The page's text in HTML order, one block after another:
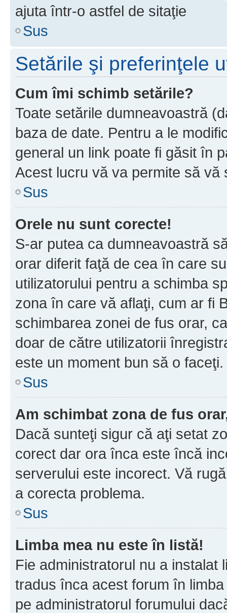
ajuta într-o astfel de sitaţie
Sus
Setările şi preferinţele
Cum îmi schimb setările?
Toate setările dumneavoastră
baza de date. Pentru a le
general un link poate fi găsit în
Acest lucru vă va permite să vă
Sus
Orele nu sunt corecte!
S-ar putea ca dumneavoastră
orar diferit faţă de cea în care
utilizatorului pentru a schimba
zona în care vă aflaţi, cum ar fi
schimbarea zonei de fus orar,
doar de către utilizatorii
este un moment bun să o faceţi.
Sus
Am schimbat zona de fus
Dacă sunteţi sigur că aţi setat
corect dar ora înca este încă
serverului este incorect. Vă
a corecta problema.
Sus
Limba mea nu este în listă!
Fie administratorul nu a instalat
tradus înca acest forum în
pe administratorul forumului